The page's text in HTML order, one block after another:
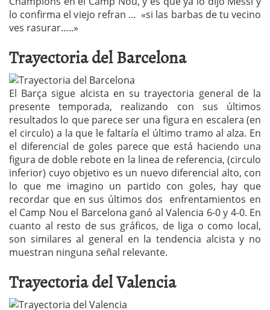
lo confirma el viejo refran … «si las barbas de tu vecino
ves rasurar…..»
Trayectoria del Barcelona
El Barça sigue alcista en su trayectoria general de la
presente temporada, realizando con sus últimos
resultados lo que parece ser una figura en escalera (en
el circulo) a la que le faltaría el último tramo al alza. En
el diferencial de goles parece que está haciendo una
figura de doble rebote en la linea de referencia, (circulo
inferior) cuyo objetivo es un nuevo diferencial alto, con
lo que me imagino un partido con goles, hay que
recordar que en sus últimos dos enfrentamientos en
el Camp Nou el Barcelona ganó al Valencia 6-0 y 4-0. En
cuanto al resto de sus gráficos, de liga o como local,
son similares al general en la tendencia alcista y no
muestran ninguna señal relevante.
Trayectoria del Valencia